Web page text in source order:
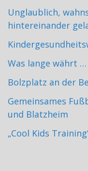
Unglaublich,
hintereinander
Was lange währt
Bolzplatz an der
Gemeinsames
und Blatzheim
„Cool Kids